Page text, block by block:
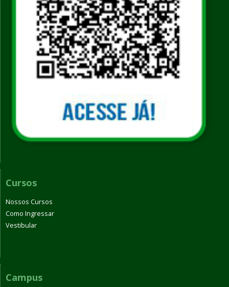
Cursos
Nossos Cursos
Como Ingressar
Vestibular
Campus